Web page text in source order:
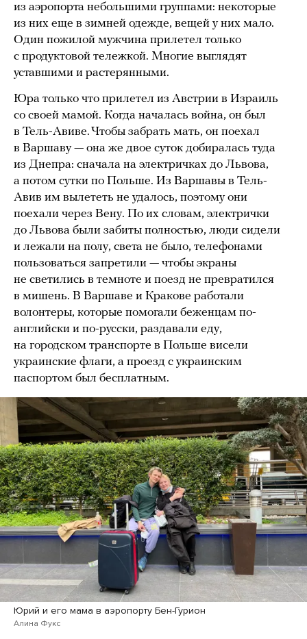
из аэропорта небольшими группами: некоторые
из них еще в зимней одежде, вещей у них мало.
Один пожилой мужчина прилетел только
с продуктовой тележкой. Многие выглядят
уставшими и растерянными.
Юра только что прилетел из Австрии в Израиль
со своей мамой. Когда началась война, он был
в Тель-Авиве. Чтобы забрать мать, он поехал
в Варшаву — она же двое суток добиралась туда
из Днепра: сначала на электричках до Львова,
а потом сутки по Польше. Из Варшавы в Тель-
Авив им вылететь не удалось, поэтому они
поехали через Вену. По их словам, электрички
до Львова были забиты полностью, люди сидели
и лежали на полу, света не было, телефонами
пользоваться запретили — чтобы экраны
не светились в темноте и поезд не превратился
в мишень. В Варшаве и Кракове работали
волонтеры, которые помогали беженцам по-
английски и по-русски, раздавали еду,
на городском транспорте в Польше висели
украинские флаги, а проезд с украинским
паспортом был бесплатным.
Юрий и его мама в аэропорту Бен-Гурион
Алина Фукс